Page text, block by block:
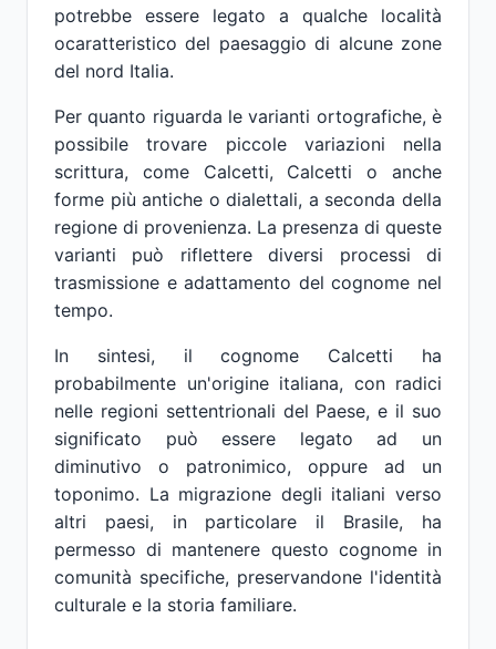
potrebbe essere legato a qualche località
ocaratteristico del paesaggio di alcune zone
del nord Italia.
Per quanto riguarda le varianti ortografiche, è
possibile trovare piccole variazioni nella
scrittura, come Calcetti, Calcetti o anche
forme più antiche o dialettali, a seconda della
regione di provenienza. La presenza di queste
varianti può riflettere diversi processi di
trasmissione e adattamento del cognome nel
tempo.
In sintesi, il cognome Calcetti ha
probabilmente un'origine italiana, con radici
nelle regioni settentrionali del Paese, e il suo
significato può essere legato ad un
diminutivo o patronimico, oppure ad un
toponimo. La migrazione degli italiani verso
altri paesi, in particolare il Brasile, ha
permesso di mantenere questo cognome in
comunità specifiche, preservandone l'identità
culturale e la storia familiare.